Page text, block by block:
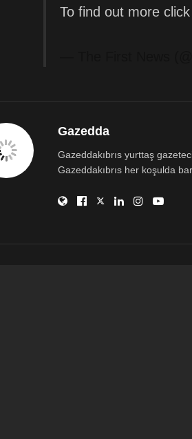
To find out more
Gazedda
Gazeddakıbrıs yurttaş
Gazeddakıbrıs her koşulda